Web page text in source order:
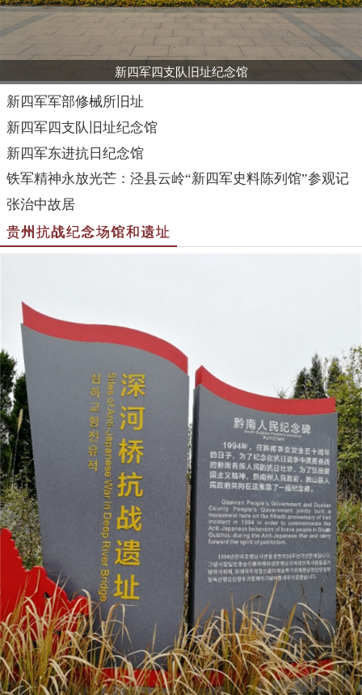
新四军四支队旧址纪念馆
新四军军部修械所旧址
新四军四支队旧址纪念馆
新四军东进抗日纪念馆
铁军精神永放光芒：泾县云岭“新四军史料陈列馆”参观记
张治中故居
贵州抗战纪念场馆和遗址